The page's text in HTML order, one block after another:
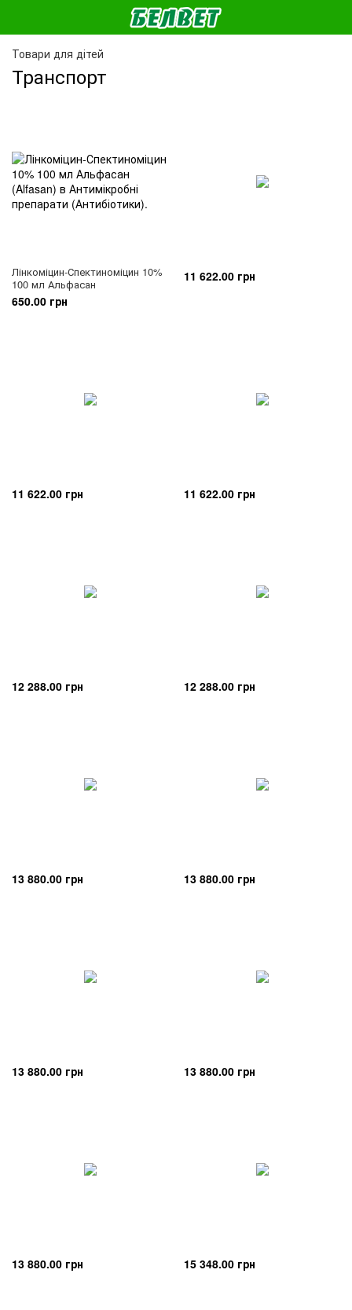
Товари для дітей
Транспорт
Лінкоміцин-Спектиноміцин 10%
100 мл Альфасан
650.00 грн
11 622.00 грн
11 622.00 грн 11 622.00 грн
12 288.00 грн 12 288.00 грн
13 880.00 грн 13 880.00 грн
13 880.00 грн 13 880.00 грн
13 880.00 грн 15 348.00 грн